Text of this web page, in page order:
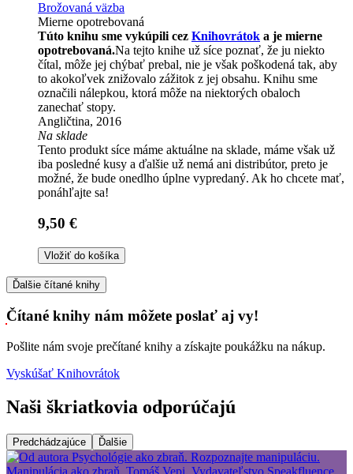
Brožovaná väzba
Mierne opotrebovaná
Túto knihu sme vykúpili cez Knihovrátok a je mierne
opotrebovaná.Na tejto knihe už síce poznať, že ju niekto
čítal, môže jej chýbať prebal, nie je však poškodená tak, aby
to akokoľvek znižovalo zážitok z jej obsahu. Knihu sme
označili nálepkou, ktorá môže na niektorých obaloch
zanechať stopy.
Angličtina, 2016
Na sklade
Tento produkt síce máme aktuálne na sklade, máme však už
iba posledné kusy a ďalšie už nemá ani distribútor, preto je
možné, že bude onedlho úplne vypredaný. Ak ho chcete mať,
ponáhľajte sa!
9,50 €
Vložiť do košíka
Ďalšie čítané knihy
Čítané knihy nám môžete poslať aj vy!
Pošlite nám svoje prečítané knihy a získajte poukážku na nákup.
Vyskúšať Knihovrátok
Naši škriatkovia odporúčajú
Predchádzajúce Ďalšie